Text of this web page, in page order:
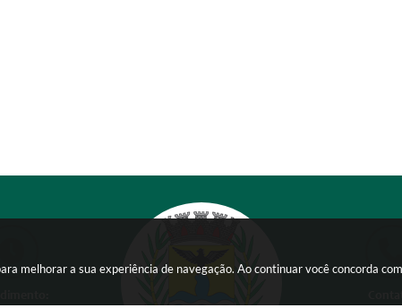
melhorar a sua experiência de navegação. Ao continuar você concorda